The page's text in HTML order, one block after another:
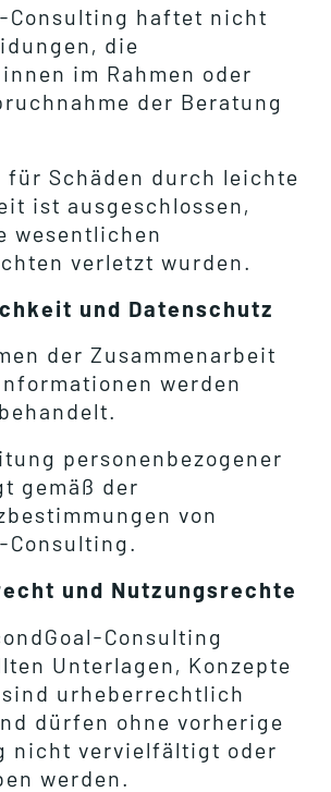
Consulting haftet nicht
die
im Rahmen oder
der Beratung
für Schäden durch leichte
ist ausgeschlossen,
wesentlichen
verletzt wurden.
und Datenschutz
der Zusammenarbeit
werden
personenbezogener
gemäß der
von
Consulting.
und Nutzungsrechte
Consulting
Unterlagen, Konzepte
urheberrechtlich
dürfen ohne vorherige
nicht vervielfältigt oder
werden.